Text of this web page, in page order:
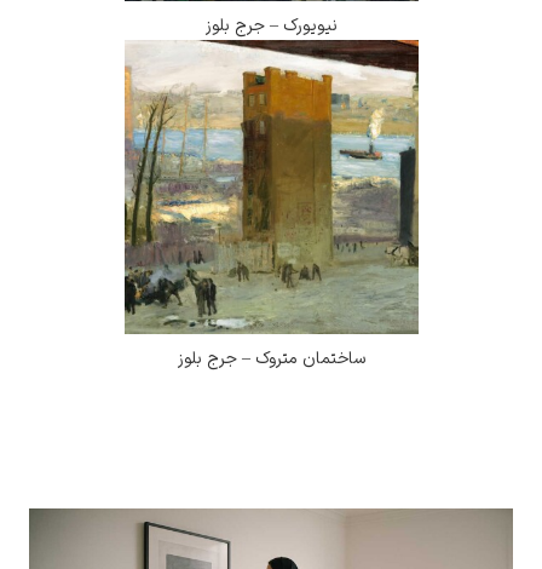
نیویورک – جرج بلوز
ساختمان متروک – جرج بلوز